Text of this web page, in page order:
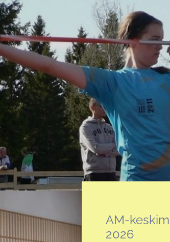
Siirry
sivun
sisältöön
Sivuston etusivulle
AM-
2026